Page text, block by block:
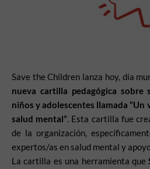
Save the Children lanza hoy, día
nueva cartilla pedagógica sobre
niños y adolescentes llamada “Un
salud mental”. Esta cartilla fue
de la organización,
expertos/as en salud mental y
La cartilla es una herramienta que